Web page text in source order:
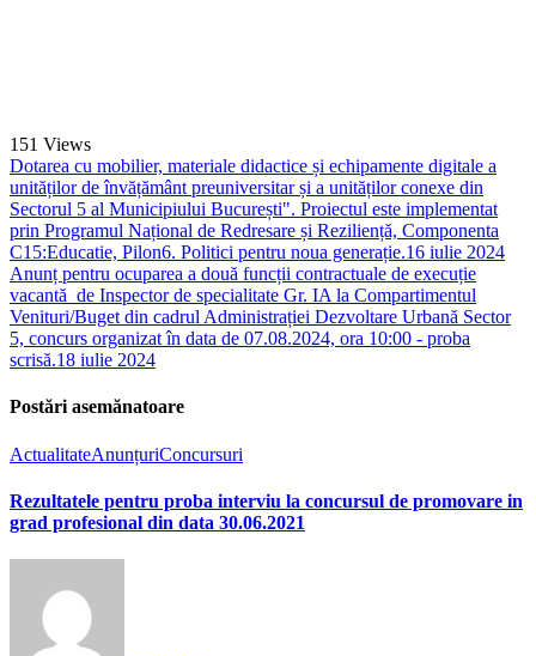
151 Views
Dotarea cu mobilier, materiale didactice și echipamente digitale a
unităților de învățământ preuniversitar și a unităților conexe din
Sectorul 5 al Municipiului București". Proiectul este implementat
prin Programul Național de Redresare și Reziliență, Componenta
C15:Educatie, Pilon6. Politici pentru noua generație.16 iulie 2024
Anunț pentru ocuparea a două funcții contractuale de execuție
vacantă de Inspector de specialitate Gr. IA la Compartimentul
Venituri/Buget din cadrul Administrației Dezvoltare Urbană Sector
5, concurs organizat în data de 07.08.2024, ora 10:00 - proba
scrisă.18 iulie 2024
Postări asemănatoare
ActualitateAnunțuriConcursuri
Rezultatele pentru proba interviu la concursul de promovare in
grad profesional din data 30.06.2021